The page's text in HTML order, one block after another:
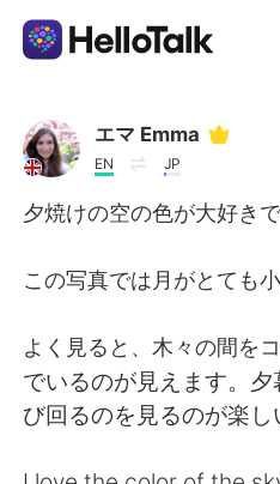
Appli d'échange
AI Grammar Checker
English 简体
繁體中文
エマ Emma
EN JP
夕焼けの空の色が大好き
この写真では月がとても
よく見ると、木々の間を
でいるのが見えます。
び回るのを見るのが楽し